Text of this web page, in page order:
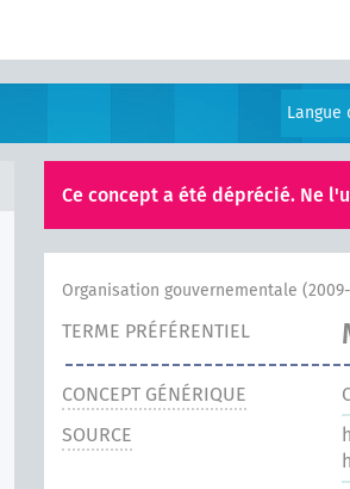
Langue
Ce concept a été déprécié. Ne
Organisation gouvernementale
TERME PRÉFÉRENTIEL
CONCEPT GÉNÉRIQUE
SOURCE